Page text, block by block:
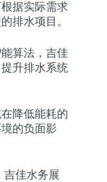
据实际需求
排水项目。
算法，吉佳
升排水系统
降低能耗的
的负面影
吉佳水务展